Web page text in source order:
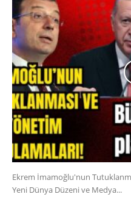
Ekrem İmamoğlu'nun
Yeni Dünya Düzeni ve Medya...